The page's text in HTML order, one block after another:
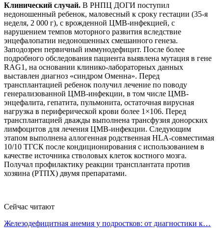
Клинический случай. В РНПЦ ДОГИ поступил
недоношенный ребенок, маловесный к сроку гестации (35-я
неделя, 2 000 г), с врожденной ЦМВ-инфекцией, с
нарушением темпов моторного развития вследствие
энцефалопатии недоношенных смешанного генеза.
Заподозрен первичный иммунодефицит. После более
подробного обследования пациента выявлена мутация в гене
RAG1, на основании клинико-лабораторных данных
выставлен диагноз «синдром Оменна». Перед
трансплантацией ребенок получил лечение по поводу
генерализованной ЦМВ-инфекции, в том числе ЦМВ-
энцефалита, гепатита, пульмонита, остаточная вирусная
нагрузка в периферической крови более 1×106. Перед
трансплантацией дважды выполнена трансфузия донорских
лимфоцитов для лечения ЦМВ-инфекции. Следующим
этапом выполнена аллогенная родственная HLA-совместимая
10/10 ТГСК после кондиционирования с использованием в
качестве источника стволовых клеток костного мозга.
Получал профилактику реакции трансплантата против
хозяина (РТПХ) двумя препаратами.
Сейчас читают
Железодефицитная анемия у подростков: от диагностики к…